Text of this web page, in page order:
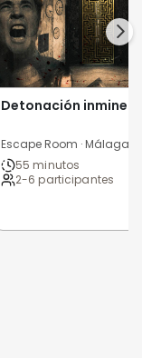
Detonación
Escape Room · Málaga
55 minutos
2-6 participantes